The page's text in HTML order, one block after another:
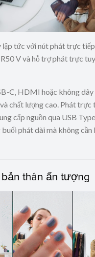
lập tức với nút phát trực
V và hỗ trợ phát trực
C, HDMI hoặc không dây
chất lượng cao. Phát trực
cấp nguồn qua USB
buổi phát dài mà không cần
thân ấn tượng